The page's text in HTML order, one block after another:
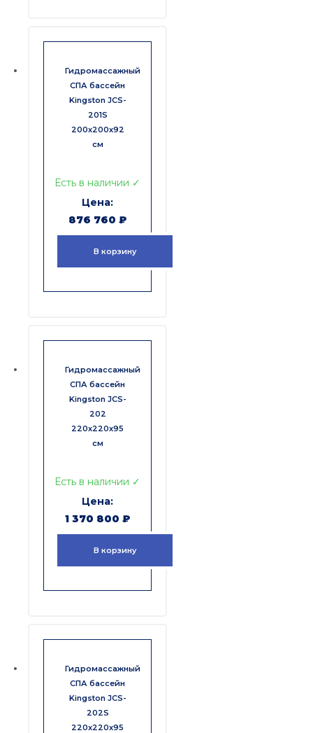
Гидромассажный
СПА бассейн
Kingston JCS-
201S
200x200x92
см
Есть в наличии ✓
876 760 ₽
В корзину
Гидромассажный
СПА бассейн
Kingston JCS-
202
220x220x95
см
Есть в наличии ✓
1 370 800 ₽
В корзину
Гидромассажный
СПА бассейн
Kingston JCS-
202S
220x220x95